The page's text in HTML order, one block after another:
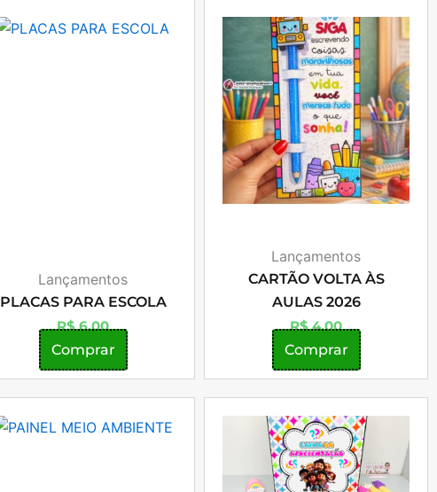
Lançamentos
PLACAS PARA ESCOLA
R$6,00
Comprar
Lançamentos
CARTÃO VOLTA ÀS
AULAS 2026
R$4,00
Comprar